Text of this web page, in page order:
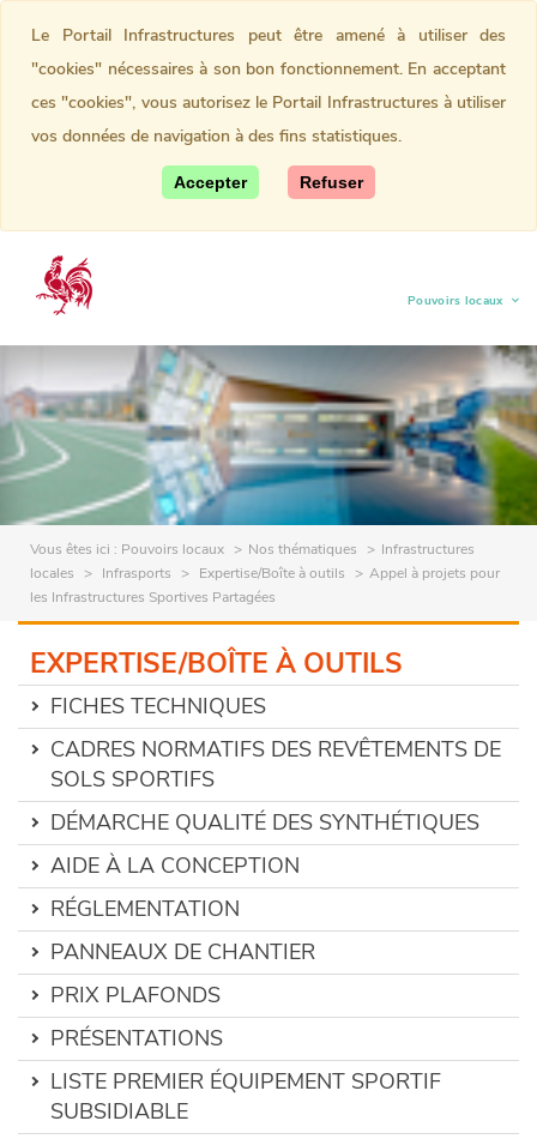
Pouvoirs locaux
(current)
Vous êtes ici : Pouvoirs locaux Nos thématiques
Infrastructures
locales
Infrasports Expertise/Boîte à outils
Appel à projets pour
les Infrastructures Sportives Partagées
EXPERTISE/BOÎTE À OUTILS
FICHES TECHNIQUES
CADRES NORMATIFS DES REVÊTEMENTS DE
SOLS SPORTIFS
DÉMARCHE QUALITÉ DES SYNTHÉTIQUES
AIDE À LA CONCEPTION
RÉGLEMENTATION
PANNEAUX DE CHANTIER
PRIX PLAFONDS
PRÉSENTATIONS
LISTE PREMIER ÉQUIPEMENT SPORTIF
SUBSIDIABLE
Le Portail Infrastructures peut être amené à utiliser des
"cookies" nécessaires à son bon fonctionnement. En acceptant
ces "cookies", vous autorisez le Portail Infrastructures à utiliser
vos données de navigation à des fins statistiques.
Accepter Refuser